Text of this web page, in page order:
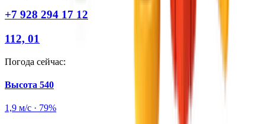
+7 928 294 17 12
112, 01
Погода сейчас:
Высота 540
1,9 м/с · 79%